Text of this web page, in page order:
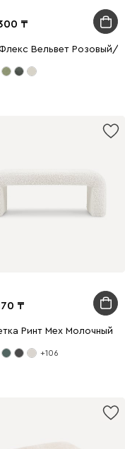
Вельвет Розовый/
Ринт Мех Молочный
+106